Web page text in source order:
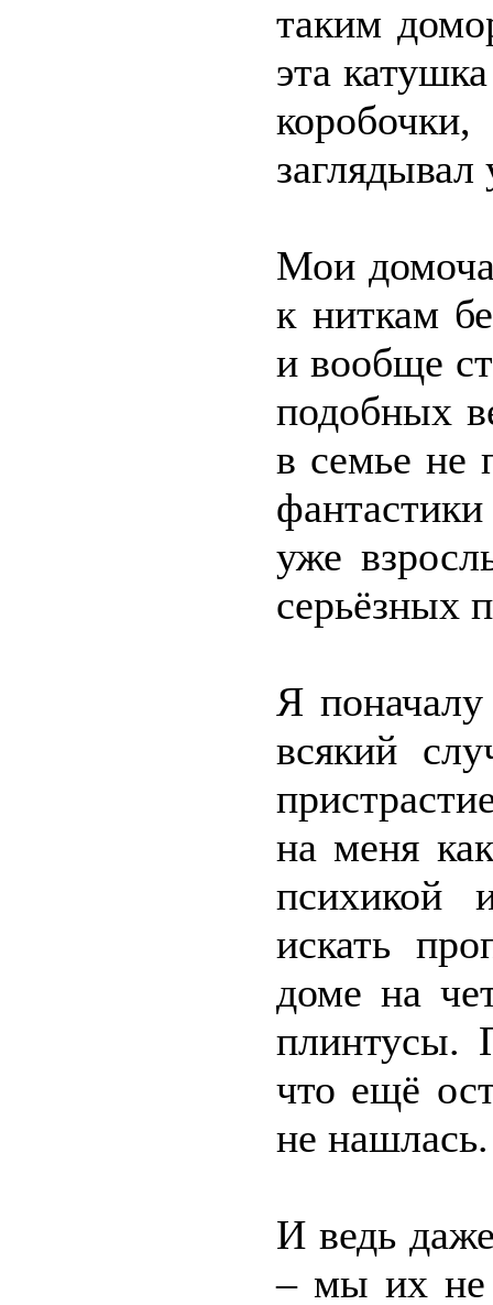
таким
эта
Мои
к ниткам
и вообще
подобных
в семье не
уже
серьёзных
Я
всякий
на меня
психикой
искать
доме на
плинтусы.
что ещё
не нашлась.
И ведь
– мы их не